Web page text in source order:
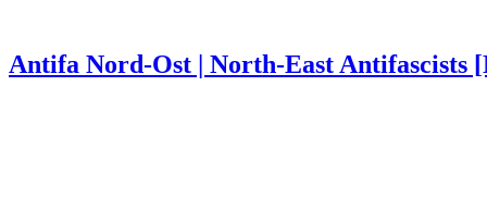
Antifa Nord-Ost | North-East Antifascists